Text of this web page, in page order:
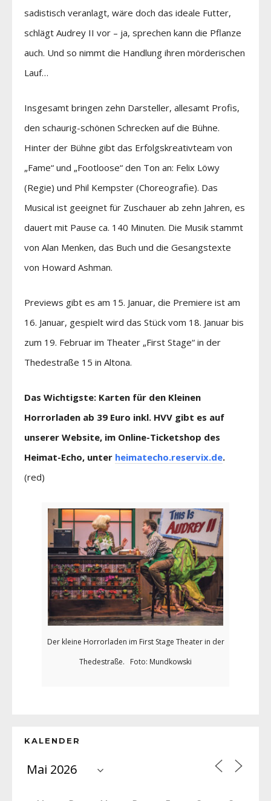
sadistisch veranlagt, wäre doch das ideale Futter,
schlägt Audrey II vor – ja, sprechen kann die Pflanze
auch. Und so nimmt die Handlung ihren mörderischen
Lauf…
Insgesamt bringen zehn Darsteller, allesamt Profis,
den schaurig-schönen Schrecken auf die Bühne.
Hinter der Bühne gibt das Erfolgskreativteam von
„Fame“ und „Footloose“ den Ton an: Felix Löwy
(Regie) und Phil Kempster (Choreografie). Das
Musical ist geeignet für Zuschauer ab zehn Jahren, es
dauert mit Pause ca. 140 Minuten. Die Musik stammt
von Alan Menken, das Buch und die Gesangstexte
von Howard Ashman.
Previews gibt es am 15. Januar, die Premiere ist am
16. Januar, gespielt wird das Stück vom 18. Januar bis
zum 19. Februar im Theater „First Stage“ in der
Thedestraße 15 in Altona.
Das Wichtigste: Karten für den Kleinen
Horrorladen ab 39 Euro inkl. HVV gibt es auf
unserer Website, im Online-Ticketshop des
Heimat-Echo, unter heimatecho.reservix.de.
(red)
Der kleine Horrorladen im First Stage Theater in der
Thedestraße. Foto: Mundkowski
KALENDER